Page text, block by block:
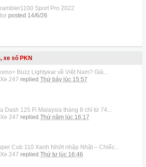
Sport Pro 2022
posted 14/6/26
xe số PKN
Buzz Lightyear về Việt Nam? Giá...
247 replied Thứ bảy lúc 15:57
Dash 125 Fi Malaysia tháng 8 chỉ từ 74...
247 replied Thứ năm lúc 16:17
Cub 110 Xanh Nhớt nhập Nhật – Chiếc...
247 replied Thứ tư lúc 16:46